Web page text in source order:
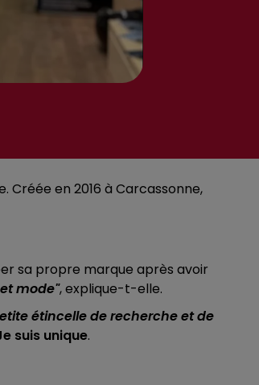
en 2016 à Carcassonne,
sa propre marque après avoir
mode", explique-t-elle.
étincelle de recherche et de
suis unique.